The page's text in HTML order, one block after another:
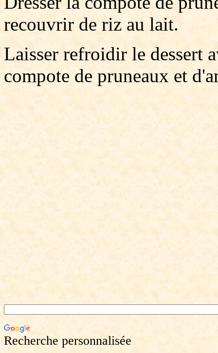
recouvrir de riz au lait.
Laisser refroidir le dessert
compote de pruneaux et
Recherche personnalisée